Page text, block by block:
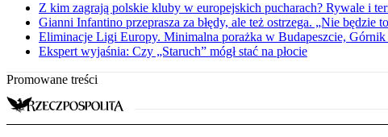
Z kim zagrają polskie kluby w europejskich pucharach? Rywale i
Gianni Infantino przeprasza za błędy, ale też ostrzega. „Nie będzie
Eliminacje Ligi Europy. Minimalna porażka w Budapeszcie, Górnik
Ekspert wyjaśnia: Czy „Staruch” mógł stać na płocie
Promowane treści